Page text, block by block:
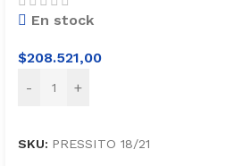
En stock
$208.521,00
-
+
SKU: PRESSITO 18/21